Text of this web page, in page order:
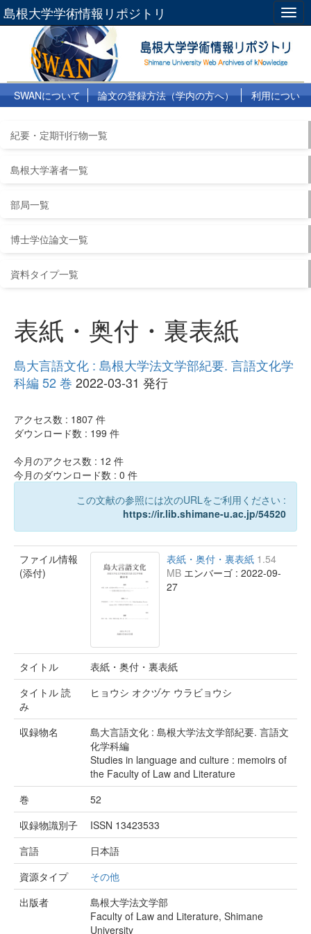
島根大学学術情報リポジトリ
SWANについて 論文の登録方法（学内の方へ）
利用につい
紀要・定期刊行物一覧
島根大学著者一覧
部局一覧
博士学位論文一覧
資料タイプ一覧
表紙・奥付・裏表紙
島大言語文化 : 島根大学法文学部紀要. 言語文化学
科編 52 巻 2022-03-31 発行
アクセス数 : 1807 件
ダウンロード数 : 199 件
今月のアクセス数 : 12 件
今月のダウンロード数 : 0 件
この文献の参照には次のURLをご利用ください :
https://ir.lib.shimane-u.ac.jp/54520
ファイル情報
(添付)
表紙・奥付・裏表紙 1.54
MB エンバーゴ : 2022-09-
27
タイトル
表紙・奥付・裏表紙
タイトル 読
み
ヒョウシ オクヅケ ウラビョウシ
収録物名
島大言語文化 : 島根大学法文学部紀要. 言語文
化学科編
Studies in language and culture : memoirs of
the Faculty of Law and Literature
巻
52
収録物識別子
ISSN 13423533
言語
日本語
資源タイプ
その他
出版者
島根大学法文学部
Faculty of Law and Literature, Shimane
University